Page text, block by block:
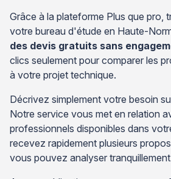
Grâce à la plateforme Plus que pro,
votre bureau d'étude en Haute-
des devis gratuits sans
clics seulement pour comparer les
à votre projet technique.
Décrivez simplement votre besoin
Notre service vous met en relation
professionnels disponibles dans
recevez rapidement plusieurs
vous pouvez analyser